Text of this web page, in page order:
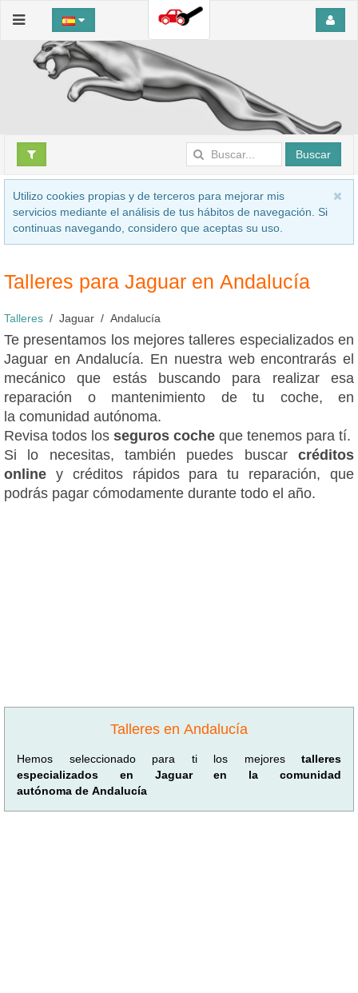
Buscar
Utilizo cookies propias y de terceros para mejorar mis
servicios mediante el análisis de tus hábitos de navegación. Si
continuas navegando, considero que aceptas su uso.
Talleres para Jaguar en Andalucía
Talleres Jaguar Andalucía
Te presentamos los mejores talleres especializados en
Jaguar en Andalucía. En nuestra web encontrarás el
mecánico que estás buscando para realizar esa
reparación o mantenimiento de tu coche, en
la comunidad autónoma.
Revisa todos los seguros coche que tenemos para tí.
Si lo necesitas, también puedes buscar créditos
online y créditos rápidos para tu reparación, que
podrás pagar cómodamente durante todo el año.
Talleres en Andalucía
Hemos seleccionado para ti los mejores talleres
especializados en Jaguar en la comunidad
autónoma de Andalucía